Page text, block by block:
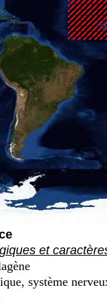
et
système